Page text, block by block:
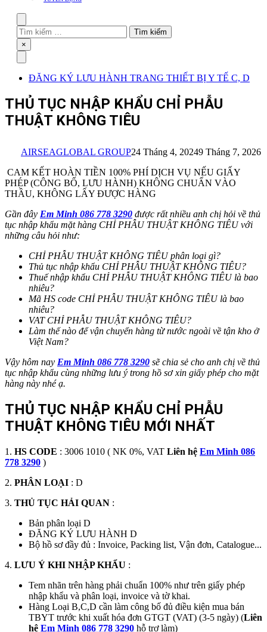
Tìm
kiếm
cho:
Close
×
ĐĂNG KÝ LƯU HÀNH TRANG THIẾT BỊ Y TẾ C, D
THỦ TỤC NHẬP KHẨU CHỈ PHẪU
THUẬT KHÔNG TIÊU
AIRSEAGLOBAL GROUP24 Tháng 4, 20249 Tháng 7, 2026
CAM KẾT HOÀN TIỀN 100% PHÍ DỊCH VỤ NẾU GIẤY
PHÉP (CÔNG BỐ, LƯU HÀNH) KHÔNG CHUẨN VÀO
THẦU, KHÔNG LẤY ĐƯỢC HÀNG
Gần đây Em Minh 086 778 3290 được rất nhiều anh chị hỏi về thủ
tục nhập khẩu mặt hàng CHỈ PHẪU THUẬT KHÔNG TIÊU với
những câu hỏi như:
CHỈ PHẪU THUẬT KHÔNG TIÊU phân loại gì?
Thủ tục nhập khẩu CHỈ PHẪU THUẬT KHÔNG TIÊU?
Thuế nhập khẩu CHỈ PHẪU THUẬT KHÔNG TIÊU là bao
nhiêu?
Mã HS code CHỈ PHẪU THUẬT KHÔNG TIÊU là bao
nhiêu?
VAT CHỈ PHẪU THUẬT KHÔNG TIÊU?
Làm thế nào để vận chuyển hàng từ nước ngoài về tận kho ở
Việt Nam?
Vậy hôm nay Em Minh 086 778 3290 sẽ chia sẻ cho anh chị về thủ
tục nhập khẩu cùng những lưu ý trong hồ sơ xin giấy phép cho mặt
hàng này nhé ạ.
THỦ TỤC NHẬP KHẨU CHỈ PHẪU
THUẬT KHÔNG TIÊU MỚI NHẤT
1. HS CODE : 3006 1010 ( NK 0%, VAT Liên hệ Em Minh 086
778 3290 )
2. PHÂN LOẠI : D
3. THỦ TỤC HẢI QUAN :
Bản phân loại D
ĐĂNG KÝ LƯU HÀNH D
Bộ hồ sơ đầy đủ : Invoice, Packing list, Vận đơn, Catalogue...
4. LƯU Ý KHI NHẬP KHẨU :
Tem nhãn trên hàng phải chuẩn 100% như trên giấy phép
nhập khẩu và phân loại, invoice và tờ khai.
Hàng Loại B,C,D cần làm công bố đủ điều kiện mua bán
TBYT trước khi xuất hóa đơn GTGT (VAT) (3-5 ngày) (Liên
hệ Em Minh 086 778 3290 hỗ trợ làm)